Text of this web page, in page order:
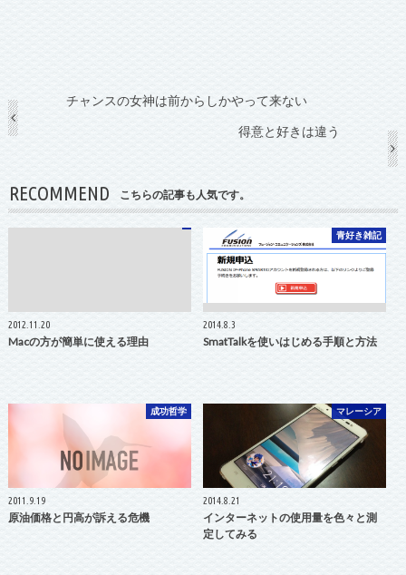
チャンスの女神は前からしかやって来ない
得意と好きは違う
RECOMMEND こちらの記事も人気です。
2012.11.20
Macの方が簡単に使える理由
青好き雑記
2014.8.3
SmatTalkを使いはじめる手順と方法
成功哲学
2011.9.19
原油価格と円高が訴える危機
マレーシア
2014.8.21
インターネットの使用量を色々と測
定してみる